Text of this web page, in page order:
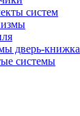
систем
дверь-книжка
системы